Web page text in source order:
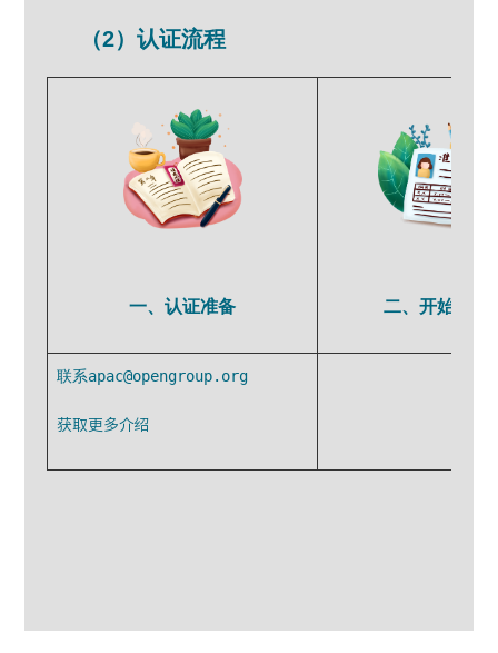
（2）认证流程
一、认证准备 二、开始认证
获取更多介绍